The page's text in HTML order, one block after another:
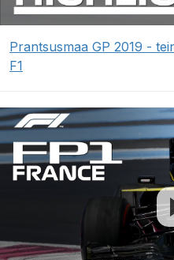
Prantsusmaa GP 2019 -
F1